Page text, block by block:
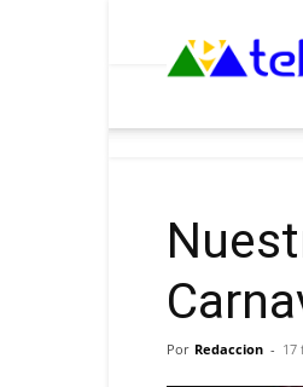
Por Redaccion - 17